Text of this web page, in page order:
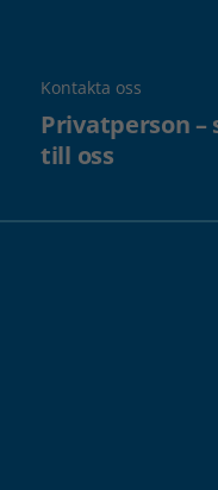
Kontakta oss
Privatperson –
till oss